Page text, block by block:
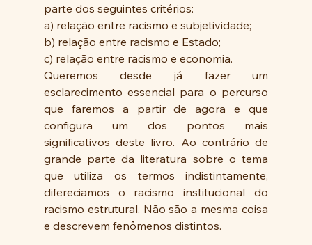
parte dos seguintes critérios:
a) relação entre racismo e subjetividade;
b) relação entre racismo e Estado;
c) relação entre racismo e economia.
Queremos desde já fazer um
esclarecimento essencial para o percurso
que faremos a partir de agora e que
configura um dos pontos mais
significativos deste livro. Ao contrário de
grande parte da literatura sobre o tema
que utiliza os termos indistintamente,
difereciamos o racismo institucional do
racismo estrutural. Não são a mesma coisa
e descrevem fenômenos distintos.